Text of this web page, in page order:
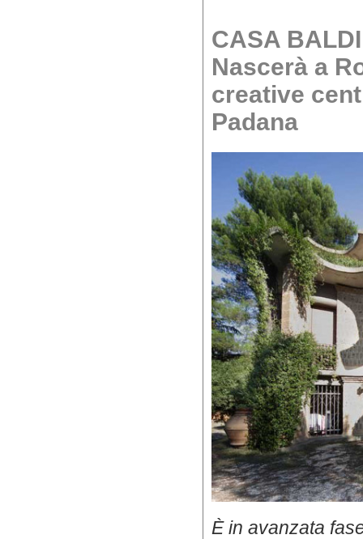
CASA BALDI
Nascerà a
creative
Padana
È in avanzata